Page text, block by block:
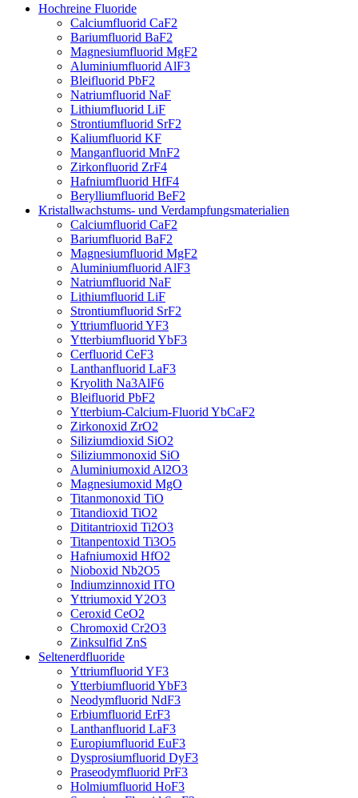
Hochreine Fluoride
Calciumfluorid CaF2
Bariumfluorid BaF2
Magnesiumfluorid MgF2
Aluminiumfluorid AlF3
Bleifluorid PbF2
Natriumfluorid NaF
Lithiumfluorid LiF
Strontiumfluorid SrF2
Kaliumfluorid KF
Manganfluorid MnF2
Zirkonfluorid ZrF4
Hafniumfluorid HfF4
Berylliumfluorid BeF2
Kristallwachstums- und Verdampfungsmaterialien
Calciumfluorid CaF2
Bariumfluorid BaF2
Magnesiumfluorid MgF2
Aluminiumfluorid AlF3
Natriumfluorid NaF
Lithiumfluorid LiF
Strontiumfluorid SrF2
Yttriumfluorid YF3
Ytterbiumfluorid YbF3
Cerfluorid CeF3
Lanthanfluorid LaF3
Kryolith Na3AlF6
Bleifluorid PbF2
Ytterbium-Calcium-Fluorid YbCaF2
Zirkonoxid ZrO2
Siliziumdioxid SiO2
Siliziummonoxid SiO
Aluminiumoxid Al2O3
Magnesiumoxid MgO
Titanmonoxid TiO
Titandioxid TiO2
Dititantrioxid Ti2O3
Titanpentoxid Ti3O5
Hafniumoxid HfO2
Nioboxid Nb2O5
Indiumzinnoxid ITO
Yttriumoxid Y2O3
Ceroxid CeO2
Chromoxid Cr2O3
Zinksulfid ZnS
Seltenerdfluoride
Yttriumfluorid YF3
Ytterbiumfluorid YbF3
Neodymfluorid NdF3
Erbiumfluorid ErF3
Lanthanfluorid LaF3
Europiumfluorid EuF3
Dysprosiumfluorid DyF3
Praseodymfluorid PrF3
Holmiumfluorid HoF3